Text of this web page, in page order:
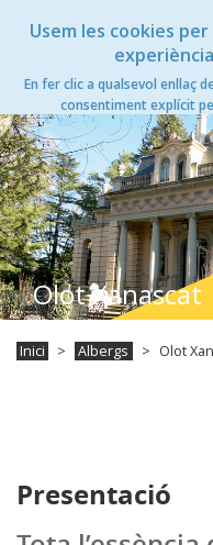
Usem les cookies
En fer clic a qualsevol enllaç
consentiment explícit
Toggle
Toggle
navigation
Olot Xanascat
Inici Albergs Olot
Presentació